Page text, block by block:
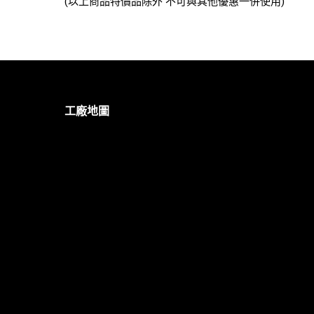
工廠地圖